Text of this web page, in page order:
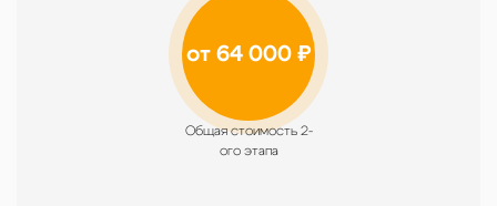
от 64 000 ₽
Общая стоимость 2-
ого этапа